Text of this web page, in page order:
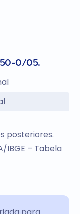
0/05.
posteriores.
IBGE – Tabela